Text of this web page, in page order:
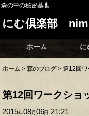
森の中の秘密基地
にむ倶楽部
ホーム に
ホーム > 森のブログ > 第12回ワ
第12回ワークショ
2015年08月06日 21:21